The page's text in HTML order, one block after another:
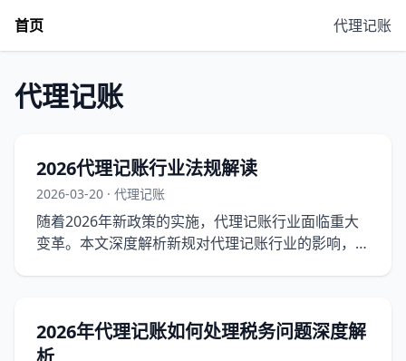
首页 代理记账
代理记账
2026代理记账行业法规解读
2026-03-20 · 代理记账
随着2026年新政策的实施，代理记账行业面临重大
变革。本文深度解析新规对代理记账行业的影响，并
2026年代理记账如何处理税务问题深度解